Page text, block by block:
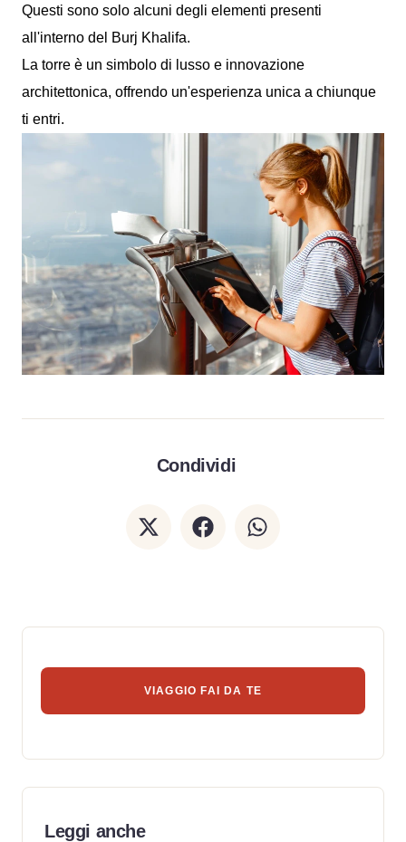
Questi sono solo alcuni degli elementi presenti
all'interno del Burj Khalifa.
La torre è un simbolo di lusso e innovazione
architettonica, offrendo un'esperienza unica a chiunque
ti entri.
Condividi
VIAGGIO FAI DA TE
Leggi anche